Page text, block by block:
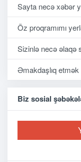
Sayta necə xəbər
Öz proqramımı
Sizinlə necə əlaqə
Əmakdaşlıq
Biz sosial